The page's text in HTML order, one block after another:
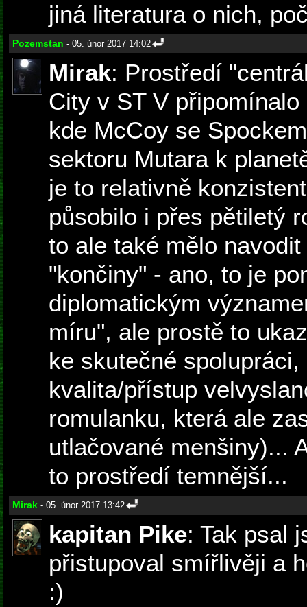
jiná literatura o nich,
Pozemstan - 05. únor 2017 14:02
Mirak: Prostředí
City v ST V
kde McCoy se
sektoru Mutara k
je to relativně
působilo i přes pětiletý
to ale také mělo
"končiny" - ano, to je
diplomatickým
míru", ale prostě to
ke skutečné
kvalita/přístup
romulanku, která ale
utlačované menšiny)...
to prostředí temnější...
Mirak - 05. únor 2017 13:42
kapitan Pike: Tak psal
přistupoval smířlivěji a
:)